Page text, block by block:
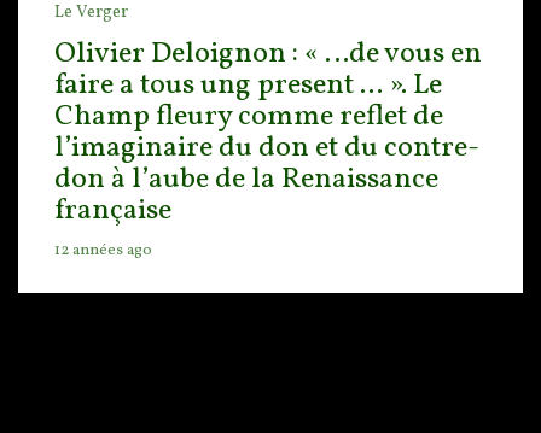
Le Verger
Olivier Deloignon : « …de vous en
faire a tous ung present ... ». Le
Champ fleury comme reflet de
l’imaginaire du don et du contre-
don à l’aube de la Renaissance
française
12 années ago